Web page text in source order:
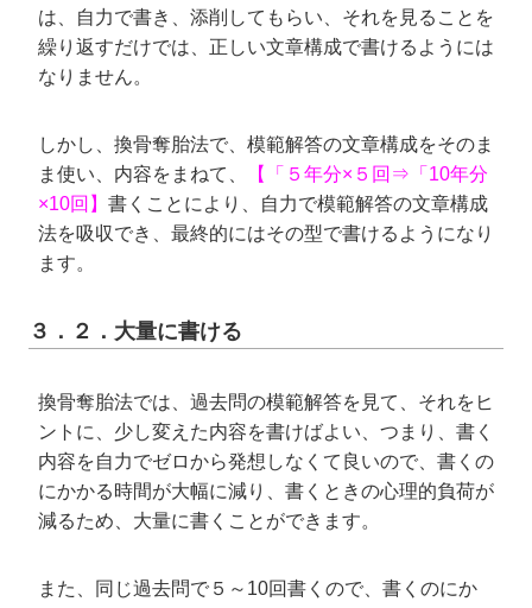
は、自力で書き、添削してもらい、それを見ることを
繰り返すだけでは、正しい文章構成で書けるようには
なりません。
しかし、換骨奪胎法で、模範解答の文章構成をそのま
ま使い、内容をまねて、
【「５年分×５回⇒「10年分
×10回】 書くことにより、自力で模範解答の文章構成
法を吸収でき、最終的にはその型で書けるようになり
ます。
３．２．大量に書ける
換骨奪胎法では、過去問の模範解答を見て、それをヒ
ントに、少し変えた内容を書けばよい、つまり、書く
内容を自力でゼロから発想しなくて良いので、書くの
にかかる時間が大幅に減り、書くときの心理的負荷が
減るため、大量に書くことができます。
また、同じ過去問で５～10回書くので、書くのにか